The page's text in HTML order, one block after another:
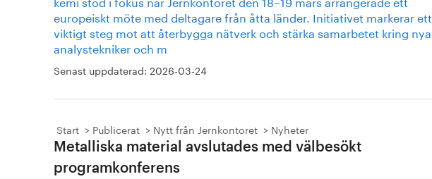
europeiskt möte med deltagare från åtta länder. Initiativet markerar ett
viktigt steg mot att återbygga nätverk och stärka samarbetet kring nya
analystekniker och m
Senast uppdaterad: 2026-03-24
Start Publicerat Nytt från Jernkontoret Nyheter
Metalliska material avslutades med välbesökt
programkonferens